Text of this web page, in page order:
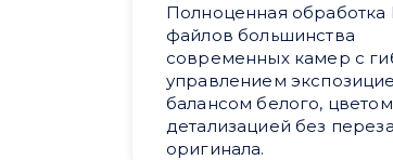
Полноценная обработка
файлов большинства
современных камер с
управлением
балансом белого,
детализацией без
оригинала.